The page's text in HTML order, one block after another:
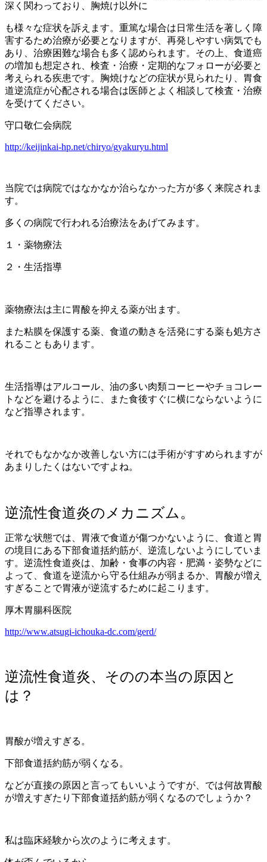
深く関わっており、胸焼け以外に
も様々な症状を訴えます。重篤な場合は日常生活を著しく障
害するため治療が必要となりますが、再発しやすい病気でも
あり、治療困難な場合も多く認められます。その上、食道癌
の増加も想定され、検査・治療・定期的なフォローが必要と
考えられる疾患です。胸焼けなどの症状が見られたり、胃食
道逆流症が心配される場合は医師とよく相談して検査・治療
を受けてください。
守口敬仁会病院
http://keijinkai-hp.net/chiryo/gyakuryu.html
当院では病院ではなかなか治らなかった方が多く来院されま
す。
多くの病院で行われる治療法をあげてみます。
１・薬物療法
２・生活指導
薬物療法は主に胃酸を抑える薬が出ます。
また粘膜を保護する薬、食道の動きを活発にする薬も処方さ
れることもあります。
生活指導はアルコール、油の多い肉類コーヒーやチョコレー
トなどを避けるように、また食後すぐに横にならないように
など指導されます。
それでもなかなか改善しない方には手術がすすめられますが
あまりしたくはないですよね。
逆流性食道炎のメカニズム。
正常な状態では、胃液で食道が傷つかないように、食道と胃
の境目にある下部食道括約筋が、逆流しないようにしていま
す。逆流性食道炎は、加齢・食事の内容・肥満・姿勢などに
よって、食道を逆流から守る仕組みが弱まるか、胃酸が増え
すぎることで胃液が逆流するために起こります。
厚木胃腸科医院
http://www.atsugi-ichouka-dc.com/gerd/
逆流性食道炎、そのの本当の原因と
は？
胃酸が増えすぎる。
下部食道括約筋が弱くなる。
などが直接の原因と言ってもいいようですが、では何故胃酸
が増えすぎたり下部食道括約筋が弱くなるのでしょうか？
私は臨床経験から次のように考えます。